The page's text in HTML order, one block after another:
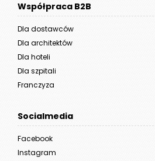
Współpraca B2B
Dla dostawców
Dla architektów
Dla hoteli
Dla szpitali
Franczyza
Socialmedia
Facebook
Instagram